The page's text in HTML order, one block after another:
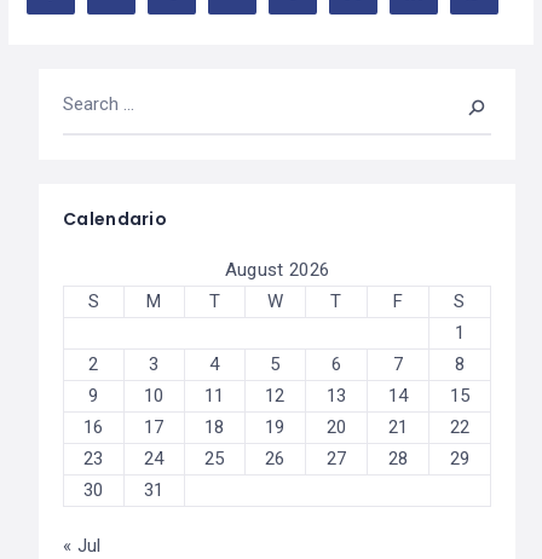
Calendario
August 2026
S
M T W T F
S
1
2
3 4 5 6 7
8
9
10 11 12 13 14
15
16
17 18 19 20 21
22
23
24 25 26 27 28
29
30
31
« Jul